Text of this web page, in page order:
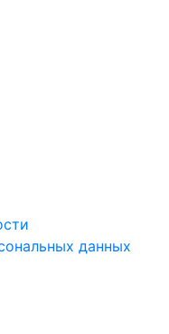
данных